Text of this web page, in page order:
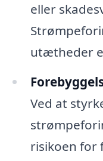
eller
utætheder
Ved at
risikoen for